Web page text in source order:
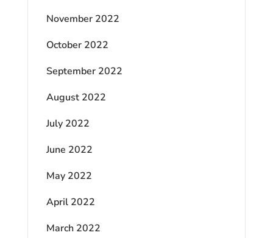
November 2022
October 2022
September 2022
August 2022
July 2022
June 2022
May 2022
April 2022
March 2022